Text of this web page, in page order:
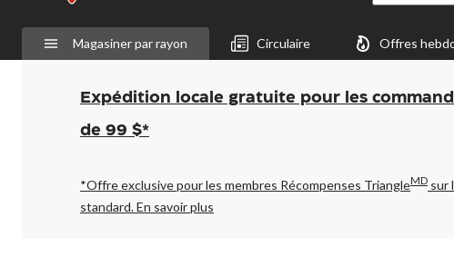
est
Leduc,
AB,
Fermé,
Ouverture
à
pour
changer
Magasiner par rayon Circulaire Offres
Expédition locale gratuite pour les
de 99 $*
*Offre exclusive pour les membres Récompenses TriangleMD sur
standard.En savoir plus